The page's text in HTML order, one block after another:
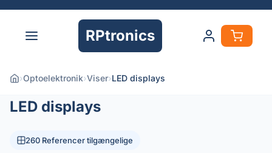
RPtronics
›Optoelektronik›Viser›LED displays
LED displays
260 Referencer tilgængelige